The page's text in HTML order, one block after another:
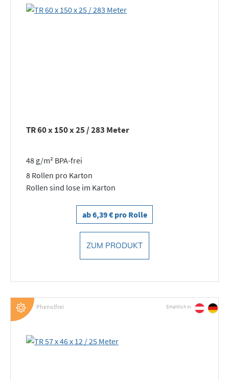
TR 60 x 150 x 25 / 283 Meter
48 g/m² BPA-frei
8 Rollen pro Karton
Rollen sind lose im Karton
ab 6,39 € pro Rolle
ZUM PRODUKT
Phenolfrei Erhältlich in: